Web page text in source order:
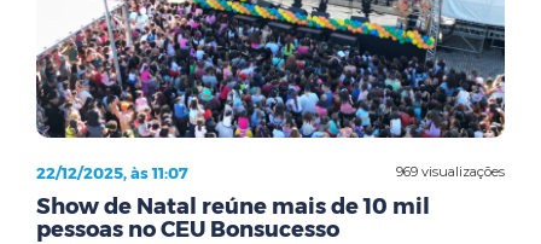
969 visualizações
22/12/2025, às 11:07
Show de Natal reúne mais de 10 mil
pessoas no CEU Bonsucesso